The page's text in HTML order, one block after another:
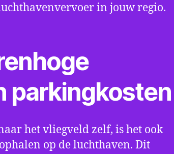
in jouw regio.
parkingkosten
het vliegveld zelf, is het ook
op de luchthaven. Dit